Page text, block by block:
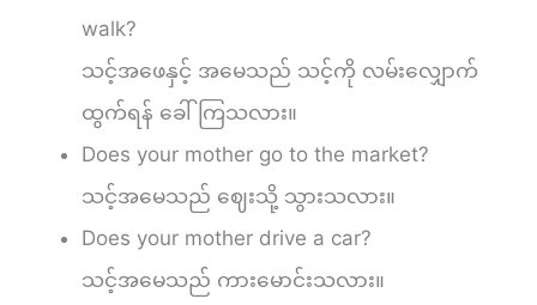
walk?
သင့်အဖေနှင့် အမေသည် သင့်ကို လမ်းလျှောက်
ထွက်ရန် ခေါ်ကြသလား။
Does your mother go to the market?
သင့်အမေသည် ဈေးသို့ သွားသလား။
Does your mother drive a car?
သင့်အမေသည် ကားမောင်းသလား။